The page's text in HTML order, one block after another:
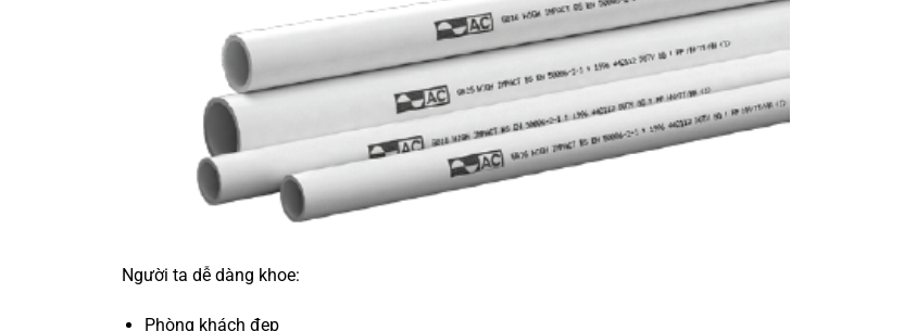
Người ta dễ dàng khoe:
Phòng khách đẹp